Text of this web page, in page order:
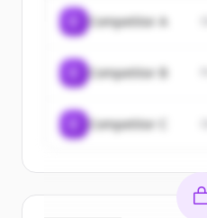
Competitor A
Competitor B
Competitor C